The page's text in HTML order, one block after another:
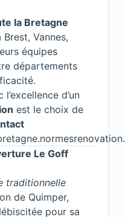
la Bretagne
Vannes,
équipes
départements
d’un
est le choix de
Le Goff
traditionnelle
de Quimper,
pour sa